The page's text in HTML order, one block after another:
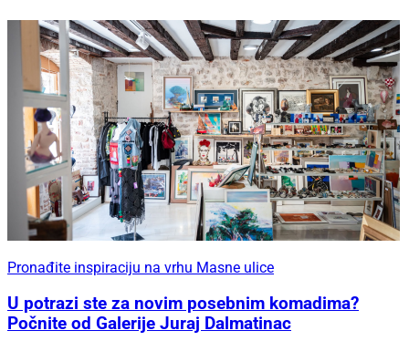
Pronađite inspiraciju na vrhu Masne ulice
U potrazi ste za novim posebnim komadima?
Počnite od Galerije Juraj Dalmatinac